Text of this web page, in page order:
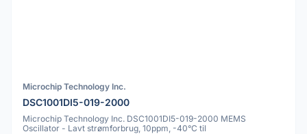
Microchip Technology Inc.
DSC1001DI5-019-2000
Microchip Technology Inc. DSC1001DI5-019-2000 MEMS
Oscillator - Lavt strømforbrug, 10ppm, -40°C til